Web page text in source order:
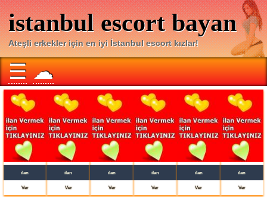
istanbul escort bayan
Ateşli erkekler için en iyi İstanbul escort kızlar!
☰ ☁
ilan
Ver
ilan
Ver
ilan
Ver
ilan
Ver
ilan
Ver
ilan
Ver